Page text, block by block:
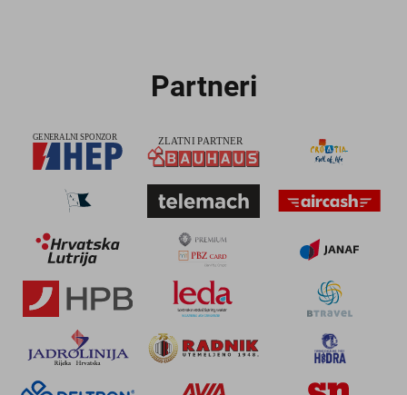
Partneri